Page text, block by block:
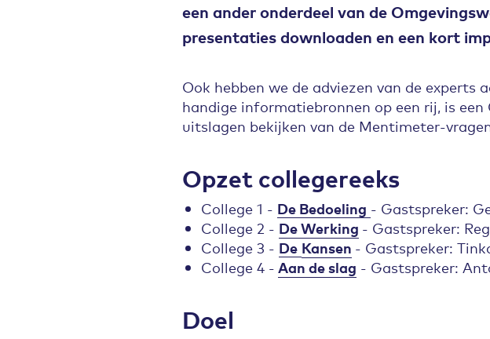
een ander onderdeel van de
presentaties downloaden en een kort
Ook hebben we de adviezen van de
handige informatiebronnen op een rij, is
uitslagen bekijken van de Mentimeter-
Opzet collegereeks
College 1 - De Bedoeling - Gastspreker:
College 2 - DeWerking - Gastspreker:
College 3 - De Kansen - Gastspreker:
College 4 - Aan de slag - Gastspreker:
Doel